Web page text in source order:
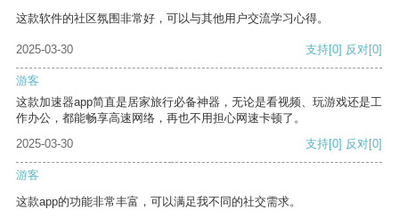
这款软件的社区氛围非常好，可以与其他用户交流学习心得。
2025-03-30 支持[0] 反对[0]
游客
这款加速器app简直是居家旅行必备神器，无论是看视频、玩游戏还是工
作办公，都能畅享高速网络，再也不用担心网速卡顿了。
2025-03-30
支持[0] 反对[0]
游客
这款app的功能非常丰富，可以满足我不同的社交需求。